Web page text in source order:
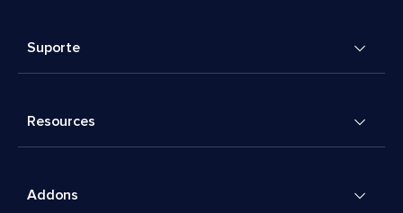
Suporte
Resources
Addons